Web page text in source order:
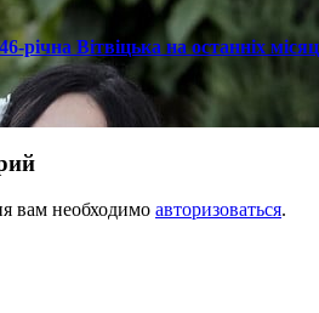
Вітвіцька на останніх
вам необходимо авторизоваться.